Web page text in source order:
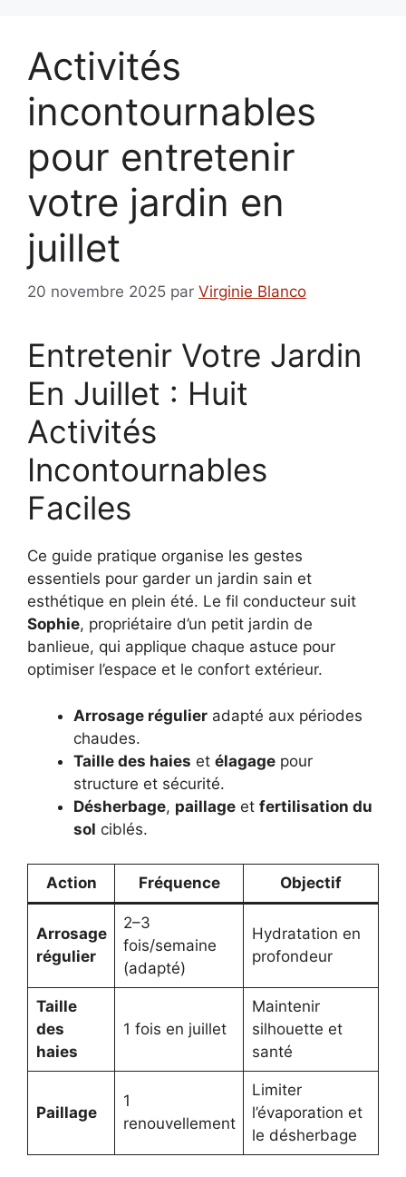
Activités
incontournables
pour entretenir
votre jardin en
juillet
20 novembre 2025 par Virginie Blanco
Entretenir Votre Jardin
En Juillet : Huit
Activités
Incontournables
Faciles
Ce guide pratique organise les gestes
essentiels pour garder un jardin sain et
esthétique en plein été. Le fil conducteur suit
Sophie, propriétaire d’un petit jardin de
banlieue, qui applique chaque astuce pour
optimiser l’espace et le confort extérieur.
Arrosage régulier adapté aux périodes
chaudes.
Taille des haies et élagage pour
structure et sécurité.
Désherbage, paillage et fertilisation du
sol ciblés.
Action Fréquence Objectif
Arrosage
régulier
2–3
fois/semaine
(adapté)
Hydratation en
profondeur
Taille
des
haies
1 fois en juillet
Maintenir
silhouette et
santé
Paillage
1
renouvellement
Limiter
l’évaporation et
le désherbage